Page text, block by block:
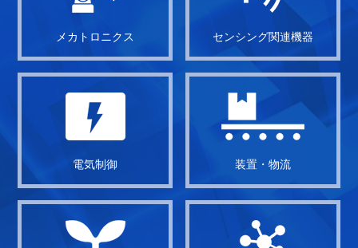
メカトロニクス センシング関連機器
電気制御 装置・物流